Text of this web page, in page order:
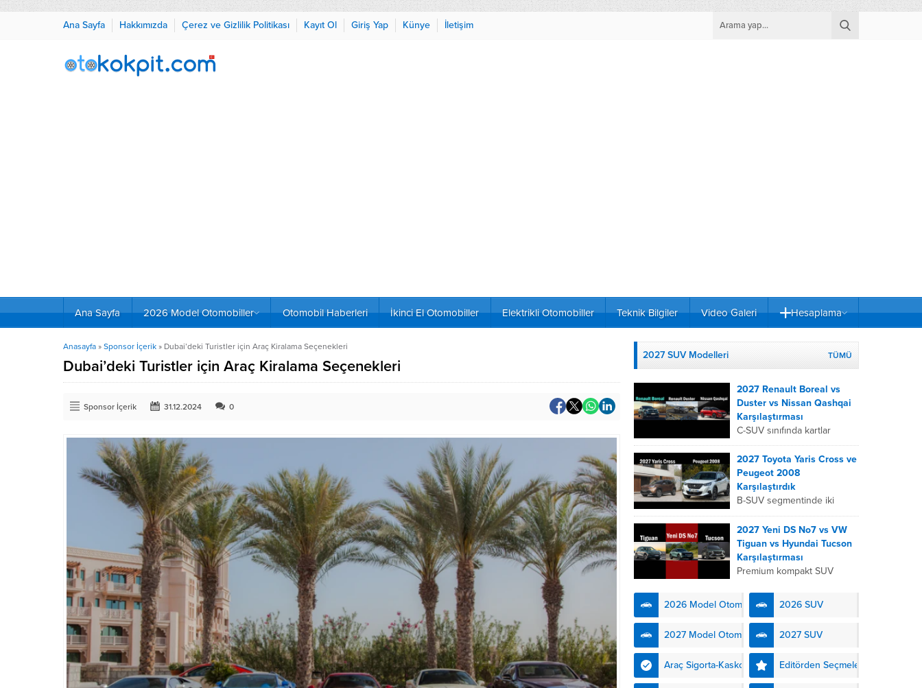
Ana Sayfa Hakkımızda Çerez ve Gizlilik Politikası Kayıt Ol Giriş Yap Künye İletişim
Ana Sayfa 2026 Model Otomobiller Otomobil Haberleri İkinci El Otomobiller Elektrikli Otomobiller Teknik Bilgiler Video Galeri Hesaplama
Anasayfa » Sponsor İçerik » Dubai’deki Turistler için Araç Kiralama Seçenekleri
Dubai’deki Turistler için Araç Kiralama Seçenekleri
Sponsor İçerik 31.12.2024 0
2027 SUV Modelleri TÜMÜ
2027 Renault Boreal vs
Duster vs Nissan Qashqai
Karşılaştırması
C-SUV sınıfında kartlar
yeniden dağıtıldı. 2027
Renault Boreal, Renault
Duster ve Nissan Qashqai;
her biri farklı bir sürüş
deneyimi, motor...
2027 Toyota Yaris Cross ve
Peugeot 2008
Karşılaştırdık
B-SUV segmentinde iki
önemli oyuncu olan 2027
Toyota Yaris
Cross ve Peugeot 2008,
farklı mühendislik
felsefeleriyle kullanıcıların
hibrit teknolojisindeki
uzmanlığını...
2027 Yeni DS No7 vs VW
Tiguan vs Hyundai Tucson
Karşılaştırması
Premium kompakt SUV
isteyen 2027 DS No7,
kendinden şarjlı hibrit
teknolojisiyle buluşturuyor.
DS Automobiles’in yeni...
2026 Model Otomobiller 2026 SUV
2027 Model Otomobiller 2027 SUV
Araç Sigorta-Kasko Editörden Seçmeler